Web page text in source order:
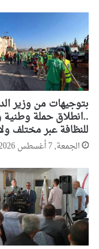
بتوجيهات من وزير
..انطلاق حملة
للنظافة عبر مختلف
الجمعة, 7 أغسطس 2026, 13:28